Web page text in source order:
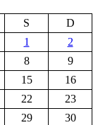
S
D
1
2
8
9
15
16
22
23
29
30